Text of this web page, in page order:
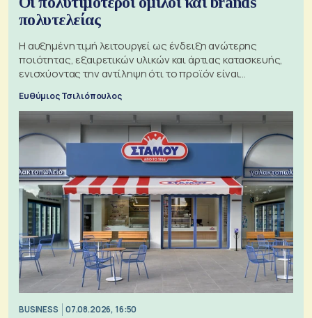
πολυτελείας
Η αυξημένη τιμή λειτουργεί ως ένδειξη ανώτερης
ποιότητας, εξαιρετικών υλικών και άρτιας κατασκευής,
ενισχύοντας την αντίληψη ότι το προϊόν είναι
Ευθύμιος Τσιλιόπουλος
BUSINESS 07.08.2026, 16:50